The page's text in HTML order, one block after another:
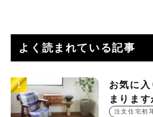
よく読まれている記事
お気に
まりま
時に押さ
注文住宅初